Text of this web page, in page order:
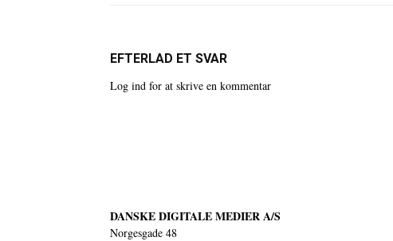
EFTERLAD ET SVAR
Log ind for at skrive en kommentar
DANSKE DIGITALE MEDIER A/S
Norgesgade 48